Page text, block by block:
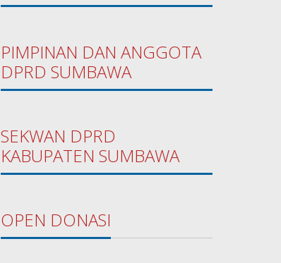
PIMPINAN DAN ANGGOTA
DPRD SUMBAWA
SEKWAN DPRD
KABUPATEN SUMBAWA
OPEN DONASI